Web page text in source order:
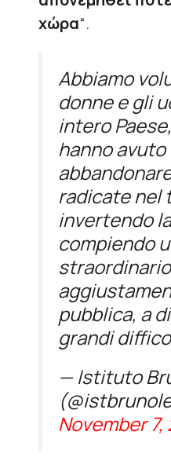
χώρα“.
Abbiamo
donne e gli
intero
hanno avuto
radicate nel
invertendo
compiendo
straordinario
pubblica, a
grandi
— Istituto
November 7,